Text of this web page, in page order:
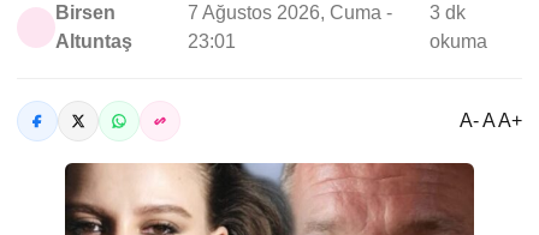
Birsen
Altuntaş
7 Ağustos 2026, Cuma -
23:01
3 dk
okuma
A- A A+